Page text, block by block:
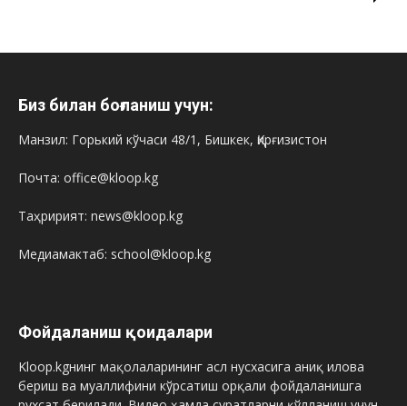
Биз билан боғланиш учун:
Манзил: Горький кўчаси 48/1, Бишкек, Қирғизистон
Почта: office@kloop.kg
Таҳририят: news@kloop.kg
Медиамактаб: school@kloop.kg
Фойдаланиш қоидалари
Kloop.kgнинг мақолаларининг асл нусхасига аниқ илова
бериш ва муаллифини кўрсатиш орқали фойдаланишга